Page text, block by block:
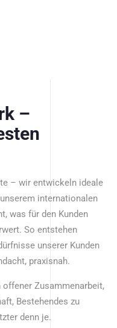
–
– wir entwickeln ideale
internationalen
was für den Kunden
So entstehen
unserer Kunden
praxisnah.
offener Zusammenarbeit,
Bestehendes zu
denn je.